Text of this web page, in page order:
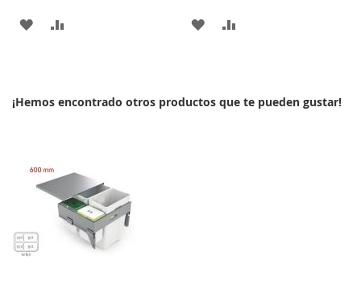
AÑADIR
LISTA
DESEOS
AÑADIR
LISTA
¡Hemos encontrado otros productos que te pueden gustar!